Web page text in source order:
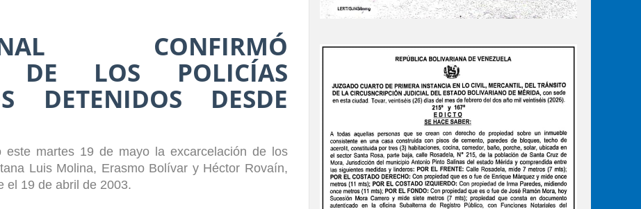
CONFIRMÓ
DE LOS POLICÍAS
DETENIDOS DESDE
este martes 19 de mayo la excarcelación de los
Luis Molina, Erasmo Bolívar y Héctor Rovaín,
el 19 de abril de 2003.